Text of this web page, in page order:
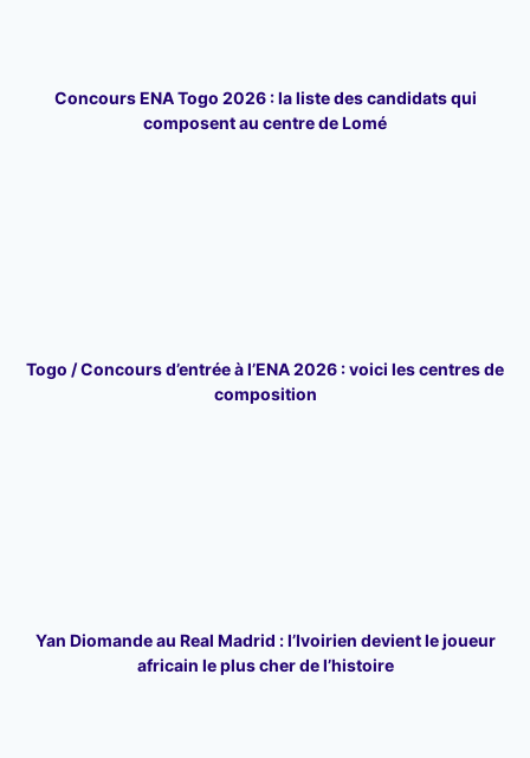
Concours ENA Togo 2026 : la liste des candidats qui
composent au centre de Lomé
Togo / Concours d’entrée à l’ENA 2026 : voici les centres de
composition
Yan Diomande au Real Madrid : l’Ivoirien devient le joueur
africain le plus cher de l’histoire